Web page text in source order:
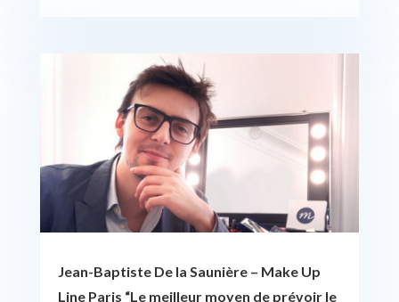
Jean-Baptiste De la Saunière – Make Up
Line Paris “Le meilleur moyen de prévoir le